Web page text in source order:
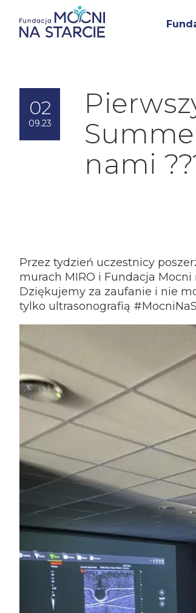
02
09.23
nami
Przez tydzień uczestnicy
murach MIRO i Fundacja Mocni
Dziękujemy za zaufanie i nie
tylko ultrasonografią